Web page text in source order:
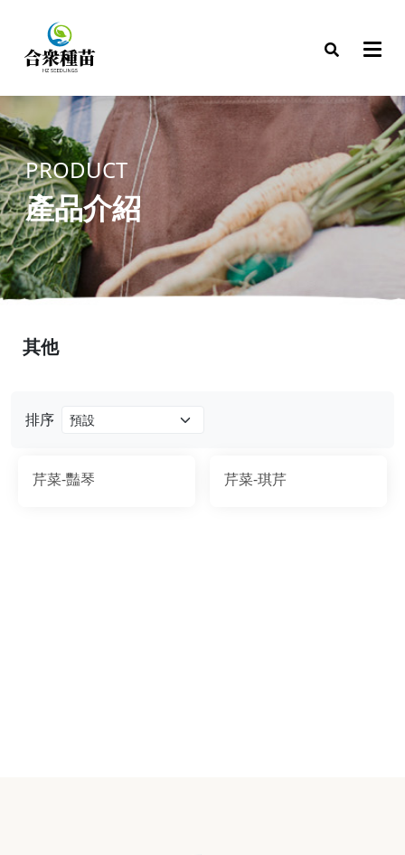
PRODUCT
產品介紹
排序
芹菜-豔琴 芹菜-琪芹
其他